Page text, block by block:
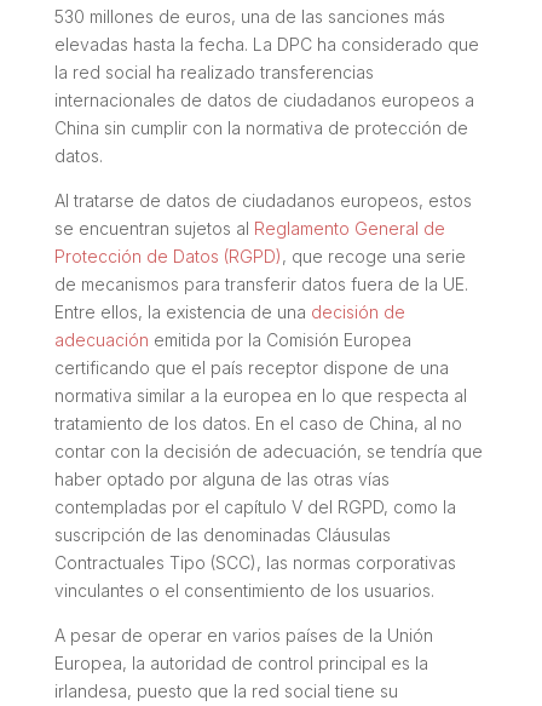
530 millones de euros, una de las sanciones más
elevadas hasta la fecha. La DPC ha considerado que
la red social ha realizado transferencias
internacionales de datos de ciudadanos europeos a
China sin cumplir con la normativa de protección de
datos.
Al tratarse de datos de ciudadanos europeos, estos
se encuentran sujetos al Reglamento General de
Protección de Datos (RGPD), que recoge una serie
de mecanismos para transferir datos fuera de la UE.
Entre ellos, la existencia de una decisión de
adecuación emitida por la Comisión Europea
certificando que el país receptor dispone de una
normativa similar a la europea en lo que respecta al
tratamiento de los datos. En el caso de China, al no
contar con la decisión de adecuación, se tendría que
haber optado por alguna de las otras vías
contempladas por el capítulo V del RGPD, como la
suscripción de las denominadas Cláusulas
Contractuales Tipo (SCC), las normas corporativas
vinculantes o el consentimiento de los usuarios.
A pesar de operar en varios países de la Unión
Europea, la autoridad de control principal es la
irlandesa, puesto que la red social tiene su